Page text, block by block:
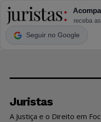
receba
Seguir no Google
Juristas
A Justiça e o Direito em